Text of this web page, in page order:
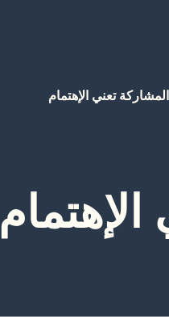
المشاركة تعني الإهتمام